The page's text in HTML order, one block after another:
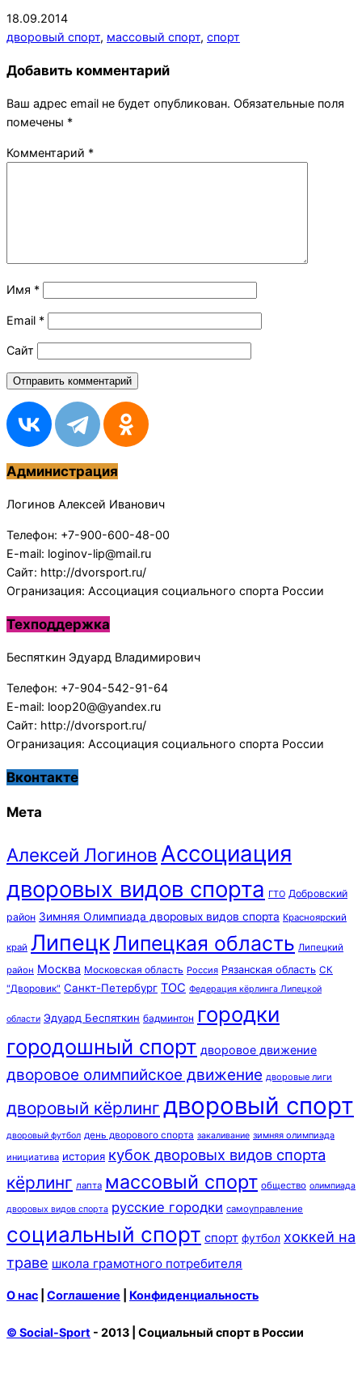
2014-
09-
18.09.2014
дворовый спорт, массовый спорт, спорт
Добавить комментарий
Ваш адрес email не будет опубликован. Обязательные поля
помечены *
Комментарий *
Имя *
Email *
Сайт
Администрация
Логинов Алексей Иванович
Телефон: +7-900-600-48-00
E-mail: loginov-lip@mail.ru
Сайт: http://dvorsport.ru/
Огранизация: Ассоциация социального спорта России
Техподдержка
Беспяткин Эдуард Владимирович
Телефон: +7-904-542-91-64
E-mail: loop20@@yandex.ru
Сайт: http://dvorsport.ru/
Огранизация: Ассоциация социального спорта России
Вконтакте
Мета
Алексей ЛогиновАссоциация
дворовых видов спорта ГТО Добровский
район Зимняя Олимпиада дворовых видов спорта Красноярский
край ЛипецкЛипецкая область Липецкий
район Москва Московская область Россия Рязанская область СК
"Дворовик" Санкт-Петербург ТОС Федерация кёрлинга Липецкой
области Эдуард Беспяткин бадминтон городки
городошный спорт дворовое движение
дворовое олимпийское движение дворовые лиги
дворовый кёрлинг дворовый спорт
дворовый футбол день дворового спорта закаливание зимняя олимпиада
инициатива история кубок дворовых видов спорта
кёрлинг лапта массовый спорт общество олимпиада
дворовых видов спорта русские городки самоуправление
социальный спорт спорт футбол хоккей на
траве школа грамотного потребителя
О нас Соглашение Конфиденциальность
© Social-Sport - 2013 | Социальный спорт в России